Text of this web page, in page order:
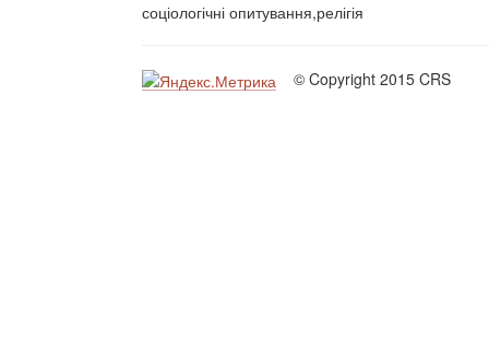
соціологічні опитування,релігія
© Copyright 2015 CRS